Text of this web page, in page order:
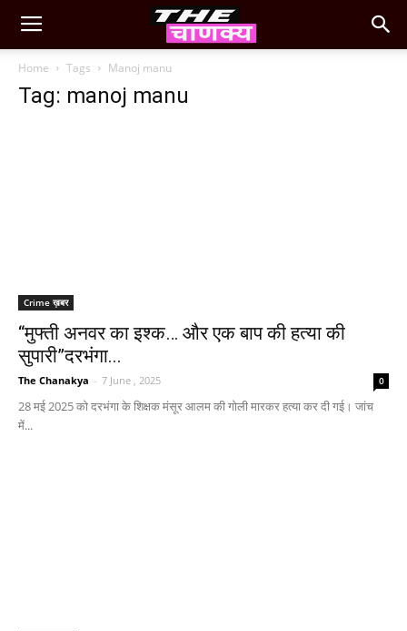
Home Tags Manoj manu
Tag: manoj manu
Crime ख़बर
“मुफ्ती अनवर का इश्क… और एक बाप की हत्या की
सुपारी”दरभंगा...
The Chanakya - 7 June , 2025 0
28 मई 2025 को दरभंगा के शिक्षक मंसूर आलम की गोली मारकर हत्या कर दी गई। जांच
में...